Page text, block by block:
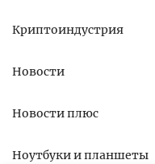
Криптоиндустрия
Новости
Новости плюс
Ноутбуки и планшеты